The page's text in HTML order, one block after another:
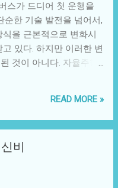
않는 화제는 곧 비난으
연구를 믿지 않았고, 그가
시키며 공격하기 시작했
관심을 받게 된 것은 희
연구자 개인에 대한 비
적 연결의 복잡함을 보
호주 원주율 문화와 기
견을 긍정적으로 바라
만들어지면서 것이 오
스가 드디어 첫 운행을
순한 기술 발전을 넘어서,
을 근본적으로 변화시
있다. 하지만 이러한 변
것이 아니다. 자율주행
식을 높인다. 현대 사회
다양한 문제에 직면해
겪고 있는 도시 중 하나
시간 낭비는 시민들에
. 자율주행 마을버스의
READ MORE »
비